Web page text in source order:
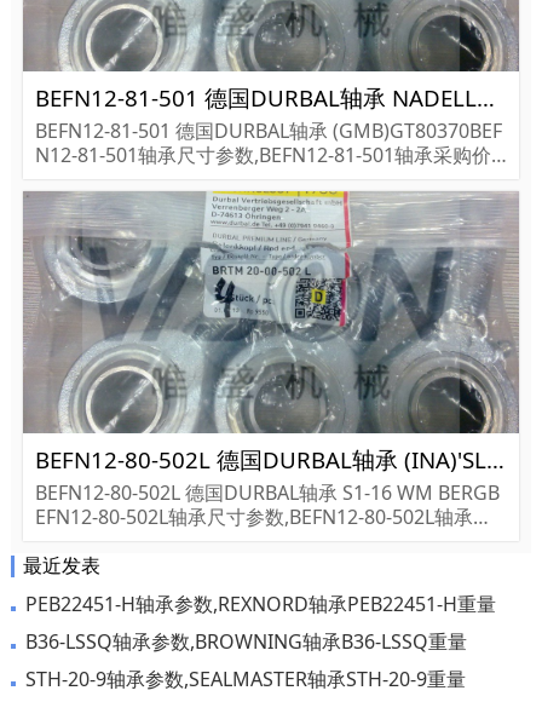
BEFN12-81-501 德国DURBAL轴承 NADELLA GC40EE
BEFN12-81-501 德国DURBAL轴承 (GMB)GT80370BEF
N12-81-501轴承尺寸参数,BEFN12-81-501轴承采购价
BEFN12-80-502L 德国DURBAL轴承 (INA)'SL18-5028 AC3
BEFN12-80-502L 德国DURBAL轴承 S1-16 WM BERGB
EFN12-80-502L轴承尺寸参数,BEFN12-80-502L轴承采
最近发表
PEB22451-H轴承参数,REXNORD轴承PEB22451-H重量
B36-LSSQ轴承参数,BROWNING轴承B36-LSSQ重量
STH-20-9轴承参数,SEALMASTER轴承STH-20-9重量